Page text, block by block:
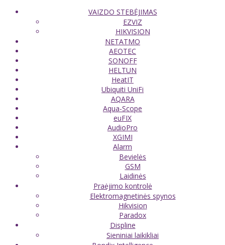
VAIZDO STEBĖJIMAS
EZVIZ
HIKVISION
NETATMO
AEOTEC
SONOFF
HELTUN
HeatIT
Ubiquiti UniFi
AQARA
Aqua-Scope
euFIX
AudioPro
XGIMI
Alarm
Bevielės
GSM
Laidinės
Praėjimo kontrolė
Elektromagnetinės spynos
Hikvision
Paradox
Displine
Sieniniai laikikliai